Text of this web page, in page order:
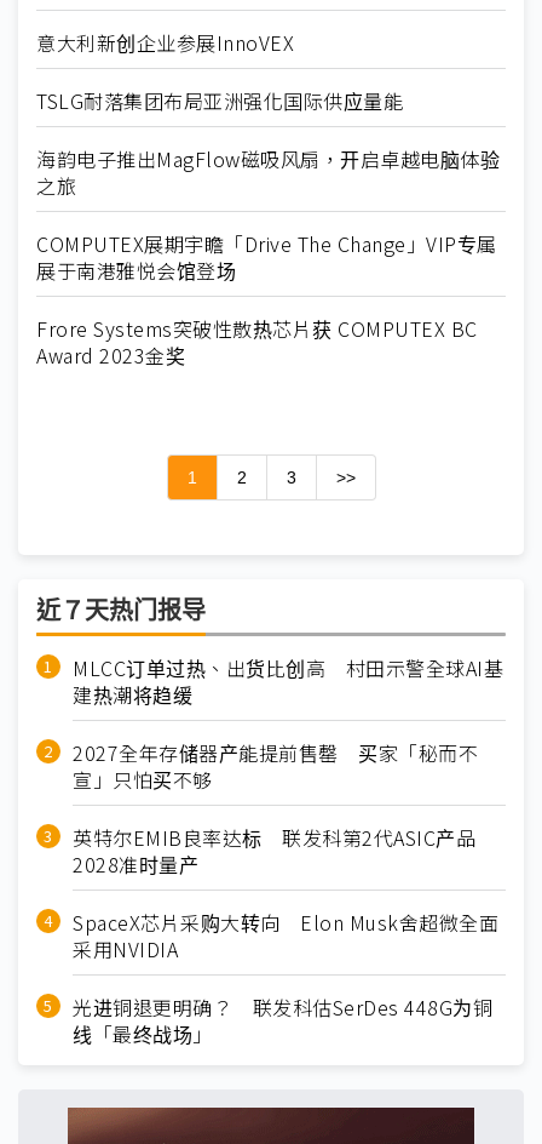
意大利新创企业参展InnoVEX
TSLG耐落集团布局亚洲强化国际供应量能
海韵电子推出MagFlow磁吸风扇，开启卓越电脑体验
之旅
COMPUTEX展期宇瞻「Drive The Change」VIP专属
展于南港雅悦会馆登场
Frore Systems突破性散热芯片获 COMPUTEX BC
Award 2023金奖
1 2 3 >>
近７天热门报导
MLCC订单过热、出货比创高 村田示警全球AI基
建热潮将趋缓
2027全年存储器产能提前售罄 买家「秘而不
宣」只怕买不够
英特尔EMIB良率达标 联发科第2代ASIC产品
2028准时量产
SpaceX芯片采购大转向 Elon Musk舍超微全面
采用NVIDIA
光进铜退更明确？ 联发科估SerDes 448G为铜
线「最终战场」